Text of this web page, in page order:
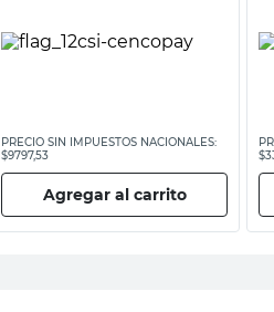
PRECIO SIN IMPUESTOS NACIONALES:
$9797,53
Agregar al carrito